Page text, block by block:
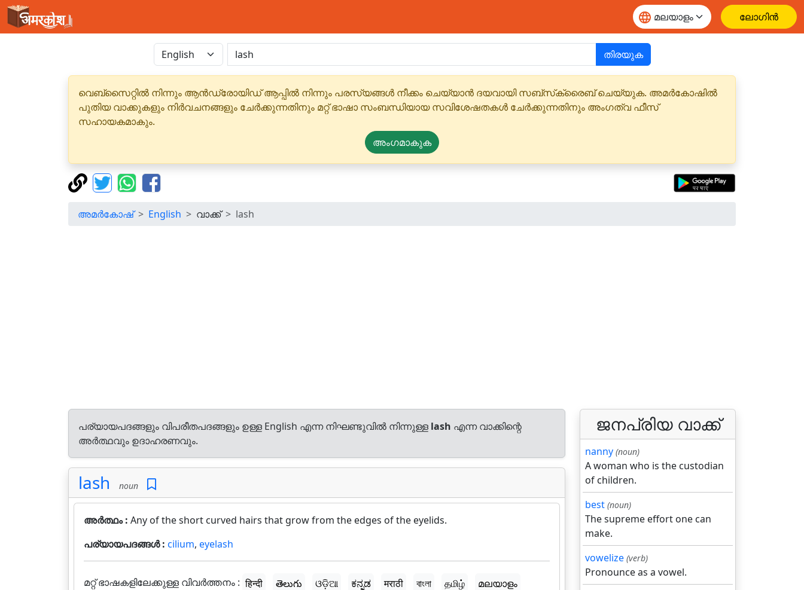
ലോഗിൻ
തിരയുക
വെബ്‌സൈറ്റിൽ നിന്നും ആൻഡ്രോയിഡ് ആപ്പിൽ നിന്നും പരസ്യങ്ങൾ നീക്കം ചെയ്യാൻ ദയവായി സബ്‌സ്‌ക്രൈബ് ചെയ്യുക. അമർകോഷിൽ
പുതിയ വാക്കുകളും നിർവചനങ്ങളും ചേർക്കുന്നതിനും മറ്റ് ഭാഷാ സംബന്ധിയായ സവിശേഷതകൾ ചേർക്കുന്നതിനും അംഗത്വ ഫീസ്
സഹായകമാകും.
അംഗമാകുക
അമർകോഷ് English വാക്ക് lash
പര്യായപദങ്ങളും വിപരീതപദങ്ങളും ഉള്ള English എന്ന നിഘണ്ടുവിൽ നിന്നുള്ള lash എന്ന വാക്കിന്റെ
അർത്ഥവും ഉദാഹരണവും.
lash noun
അർത്ഥം : Any of the short curved hairs that grow from the edges of the eyelids.
പര്യായപദങ്ങൾ : cilium, eyelash
മറ്റ് ഭാഷകളിലേക്കുള്ള വിവർത്തനം : हिन्दी తెలుగు ଓଡ଼ିଆ ಕನ್ನಡ मराठी বাংলা தமிழ் മലയാളം
ജനപ്രിയ വാക്ക്
nanny (noun)
A woman who is the custodian
of children.
best (noun)
The supreme effort one can
make.
vowelize (verb)
Pronounce as a vowel.